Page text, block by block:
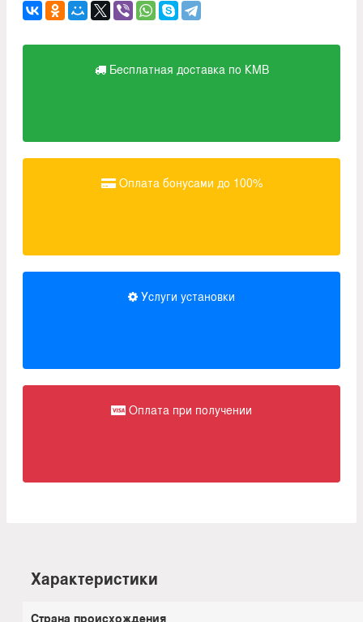
Бесплатная доставка по КМВ
Оплата бонусами до 100%
Услуги установки
Оплата при получении
Характеристики
Страна происхождения